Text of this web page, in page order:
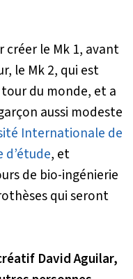
créer le Mk 1, avant
le Mk 2, qui est
du monde, et a
aussi modeste
Internationale de
, et
de bio-ingénierie
qui seront
David Aguilar,